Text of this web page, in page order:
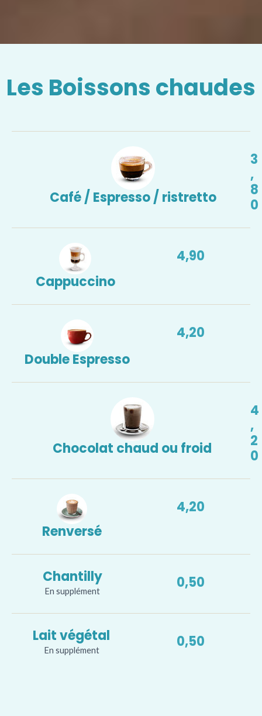
Les Boissons chaudes
Café / Espresso / ristretto
3
,
8
0
Cappuccino
4,90
Double Espresso
4,20
Chocolat chaud ou froid
4
,
2
0
Renversé
4,20
Chantilly
En supplément 0,50
Lait végétal
En supplément 0,50